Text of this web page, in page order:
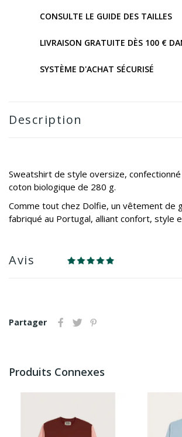
CONSULTE LE GUIDE DES TAILLES
LIVRAISON GRATUITE DÈS 100 €
SYSTÈME D'ACHAT SÉCURISÉ
Description
Sweatshirt de style oversize,
coton biologique de 280 g.
Comme tout chez Dolfie, un vêtement de
fabriqué au Portugal, alliant confort, style
Avis
Partager
Produits Connexes